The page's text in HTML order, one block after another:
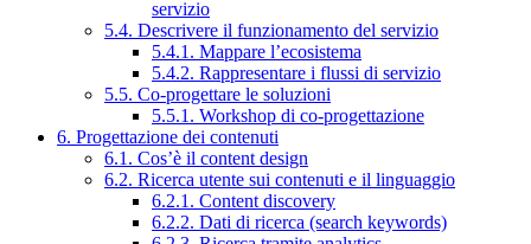
servizio
5.4. Descrivere il funzionamento del servizio
5.4.1. Mappare l’ecosistema
5.4.2. Rappresentare i flussi di servizio
5.5. Co-progettare le soluzioni
5.5.1. Workshop di co-progettazione
6. Progettazione dei contenuti
6.1. Cos’è il content design
6.2. Ricerca utente sui contenuti e il linguaggio
6.2.1. Content discovery
6.2.2. Dati di ricerca (search keywords)